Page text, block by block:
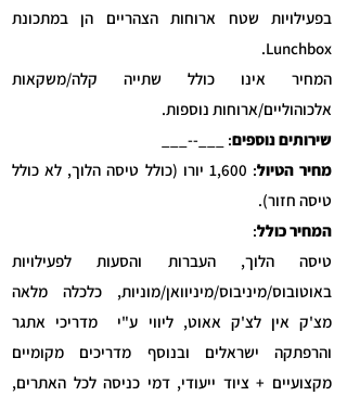
בפעילויות שטח ארוחות הצהריים הן במתכונת
Lunchbox.
המחיר אינו כולל שתייה קלה/משקאות
אלכוהוליים/ארוחות נוספות.
שירותים נוספים: ___--___
מחיר הטיול
: 1,600 יורו (כולל טיסה הלוך, לא כולל
טיסה חזור).
המחיר כולל:
טיסה הלוך, העברות והסעות לפעילויות
באוטובוס/מיניבוס/מיניוואן/מוניות, כלכלה מלאה
מצ'ק אין לצ'ק אאוט, ליווי ע"י מדריכי אתגר
והרפתקה ישראלים ובנוסף מדריכים מקומיים
מקצועיים + ציוד ייעודי, דמי כניסה לכל האתרים,